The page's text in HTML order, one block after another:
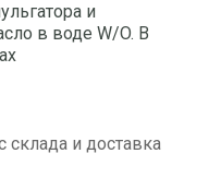
и
в воде W/O. В
и доставка